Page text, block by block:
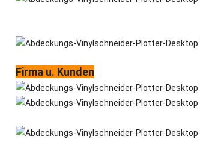
Firma u. Kunden